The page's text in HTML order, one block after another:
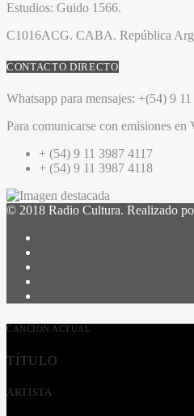
Estudios: Guido 1566.
C1016ACG. CABA. República
CONTACTO DIRECTO
Whatsapp para mensajes: +(54) 9
Para comunicarse con emisiones
+ (54) 9 11 3987 4117
+ (54) 9 11 3987 4118
© 2018 Radio Cultura. Realizado
CANCIÓN ACTUAL
TÍTULO
ARTISTA